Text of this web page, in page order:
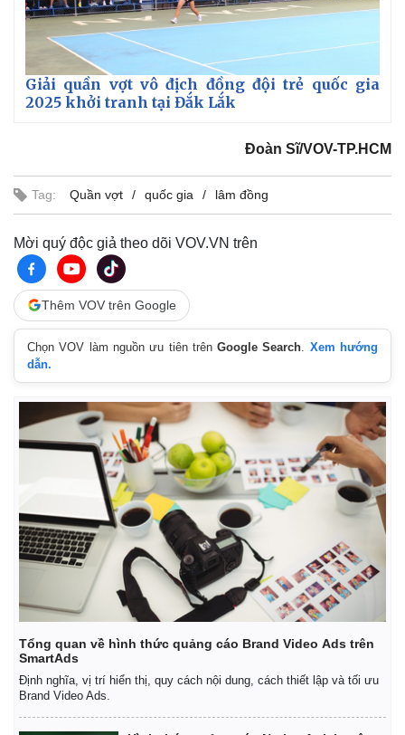
Bất động sản
Khởi nghiệp
Thị trường
Giá vàng
Tiêu dùng
Tỷ giá
Chứng khoán
Giá cà phê
Giải quần vợt vô địch đồng đội trẻ quốc gia
2025 khởi tranh tại Đắk Lắk
Đoàn Sĩ/VOV-TP.HCM
Tag: Quần vợt quốc gia lâm đồng
Mời quý độc giả theo dõi VOV.VN trên
Thêm VOV trên Google
Chọn VOV làm nguồn ưu tiên trênGoogle Search
Xem hướng
dẫn.
Tổng quan về hình thức quảng cáo Brand Video Ads trên
SmartAds
Định nghĩa, vị trí hiển thị, quy cách nội dung, cách thiết lập và tối ưu
Brand Video Ads.